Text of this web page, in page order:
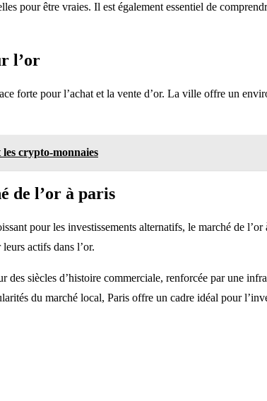
pour être vraies. Il est également essentiel de
l’or
forte pour l’achat et la vente d’or. La ville offre un
crypto-monnaies
de l’or à paris
pour les investissements alternatifs, le marché de
actifs dans l’or.
des siècles d’histoire commerciale, renforcée par une
du marché local, Paris offre un cadre idéal pour